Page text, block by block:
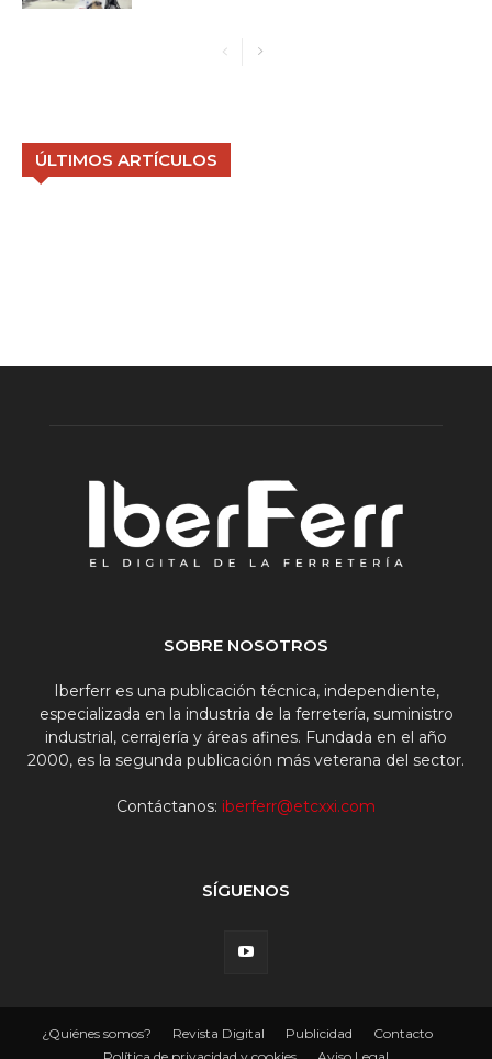
ÚLTIMOS ARTÍCULOS
SOBRE NOSOTROS
Iberferr es una publicación técnica, independiente,
especializada en la industria de la ferretería, suministro
industrial, cerrajería y áreas afines. Fundada en el año
2000, es la segunda publicación más veterana del sector.
Contáctanos: iberferr@etcxxi.com
SÍGUENOS
¿Quiénes somos? Revista Digital Publicidad
Contacto